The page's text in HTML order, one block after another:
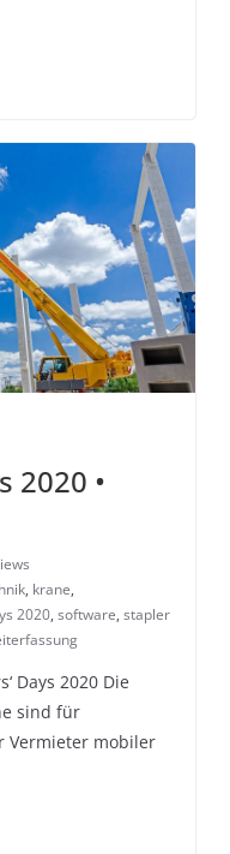
2020 •
, krane,
2020, software, stapler
Days 2020 Die
sind für
Vermieter mobiler